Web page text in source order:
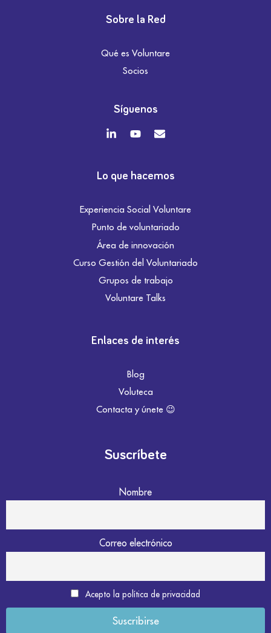
Sobre la Red
Qué es Voluntare
Socios
Síguenos
Lo que hacemos
Experiencia Social Voluntare
Punto de voluntariado
Área de innovación
Curso Gestión del Voluntariado
Grupos de trabajo
Voluntare Talks
Enlaces de interés
Blog
Voluteca
Contacta y únete 😉
Suscríbete
Nombre
Correo electrónico
Acepto la política de privacidad